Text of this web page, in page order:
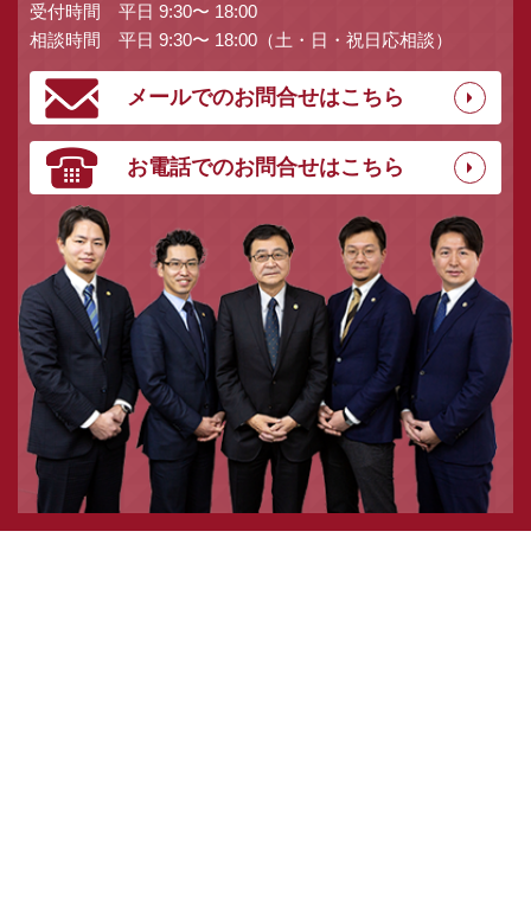
受付時間 平日 9:30〜 18:00
相談時間 平日 9:30〜 18:00（土・日・祝日応相談）
メールでのお問合せはこちら
お電話でのお問合せはこちら